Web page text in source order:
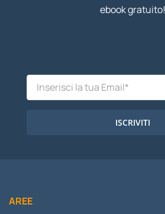
ebook gratuito!
ISCRIVITI
AREE